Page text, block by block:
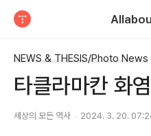
NEWS & THESIS/Photo News
타클라마칸 화
세상의 모든 역사 2024. 3. 20.